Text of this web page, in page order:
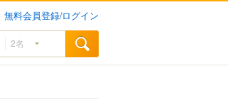
無料会員登録/ログイン